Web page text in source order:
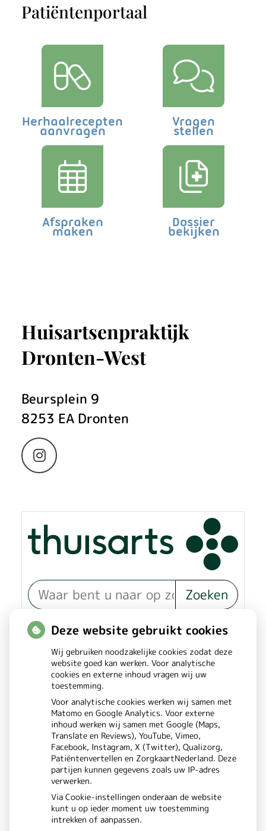
Patiëntenportaal
Herhaalrecepten
aanvragen
Vragen
stellen
Afspraken
maken
Dossier
bekijken
Huisartsenpraktijk
Dronten-West
Beursplein 9
8253 EA Dronten
Bezoek
Instagram
pagina
Zoeken
of zoek op lichaam
Betrouwbare informatie over
ziekte en gezondheid
Deze website gebruikt cookies
Wij gebruiken noodzakelijke cookies zodat deze
website goed kan werken. Voor analytische
cookies en externe inhoud vragen wij uw
toestemming.
Voor analytische cookies werken wij samen met
Matomo en Google Analytics. Voor externe
inhoud werken wij samen met Google (Maps,
Translate en Reviews), YouTube, Vimeo,
Facebook, Instagram, X (Twitter), Qualizorg,
Patiëntenvertellen en ZorgkaartNederland. Deze
partijen kunnen gegevens zoals uw IP-adres
verwerken.
Via Cookie-instellingen onderaan de website
kunt u op ieder moment uw toestemming
intrekken of aanpassen.